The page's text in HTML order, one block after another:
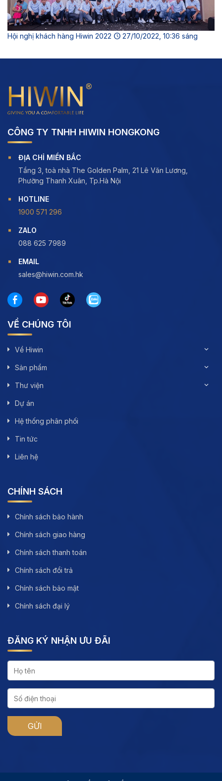
Hội nghị khách hàng Hiwin 2022 27/10/2022, 10:36 sáng
CÔNG TY TNHH HIWIN HONGKONG
ĐỊA CHỈ MIỀN BẮC
Tầng 3, toà nhà The Golden Palm, 21 Lê Văn Lương,
Phường Thanh Xuân, Tp.Hà Nội
HOTLINE
1900 571 296
ZALO
088 625 7989
EMAIL
sales@hiwin.com.hk
VỀ CHÚNG TÔI
Về Hiwin
Sản phẩm
Thư viện
Dự án
Hệ thống phân phối
Tin tức
Liên hệ
CHÍNH SÁCH
Chính sách bảo hành
Chính sách giao hàng
Chính sách thanh toán
Chính sách đổi trả
Chính sách bảo mật
Chính sách đại lý
ĐĂNG KÝ NHẬN ƯU ĐÃI